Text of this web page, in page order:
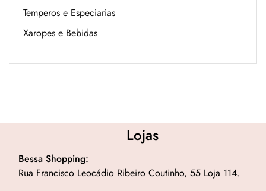
Temperos e Especiarias
Xaropes e Bebidas
Lojas
Bessa Shopping:
Rua Francisco Leocádio Ribeiro Coutinho, 55 Loja 114.